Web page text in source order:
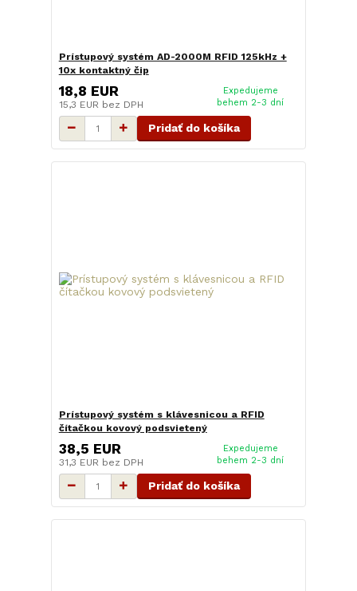
Prístupový systém AD-2000M RFID 125kHz +
10x kontaktný čip
18,8 EUR
15,3 EUR bez DPH
Expedujeme
behem 2-3 dní
Pridať do košíka
Prístupový systém s klávesnicou a RFID
čítačkou kovový podsvietený
38,5 EUR
31,3 EUR bez DPH
Expedujeme
behem 2-3 dní
Pridať do košíka